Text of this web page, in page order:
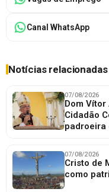
Canal WhatsApp
Notícias relacionadas
07/08/2026
Dom
Cidadão
padroeira
07/08/2026
Cristo de
como